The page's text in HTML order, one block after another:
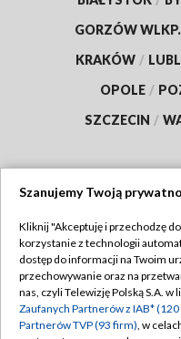
GORZÓW WLKP.
KRAKÓW /
OPOLE /
SZCZECIN /
Abonament TVP
Emisja w TVP
Centrum informacji
Szanujemy Twoją
Kliknij "Akceptuję i przechodzę
korzystanie z technologii
dostęp do informacji na Twoim
przechowywanie oraz na
nas, czyli Telewizję Polską S.A. w
Zaufanych Partnerów z IAB*
Partnerów TVP (93 firm), w